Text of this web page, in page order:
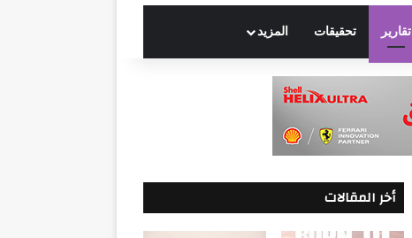
تقارير تحقيقات المزيد
أخر المقالات